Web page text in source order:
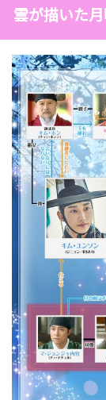
雲が描いた